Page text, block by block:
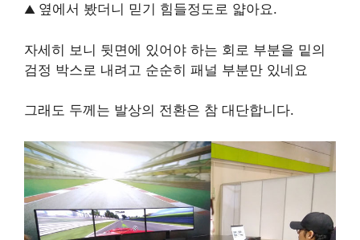
▲ 옆에서 봤더니 믿기 힘들정도로 얇아요.
자세히 보니 뒷면에 있어야 하는 회로 부분을 밑의
검정 박스로 내려고 순순히 패널 부분만 있네요
그래도 두께는 발상의 전환은 참 대단합니다.